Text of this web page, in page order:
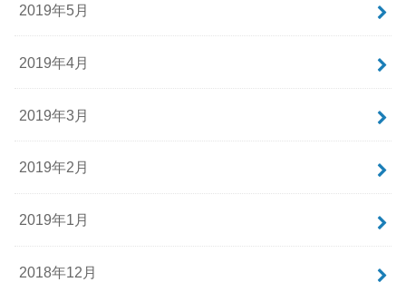
2019年5月
2019年4月
2019年3月
2019年2月
2019年1月
2018年12月